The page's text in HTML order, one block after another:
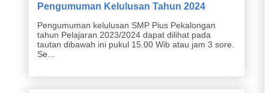
Pengumuman Kelulusan Tahun 2024
Pengumuman kelulusan SMP Pius Pekalongan
tahun Pelajaran 2023/2024 dapat dilihat pada
tautan dibawah ini pukul 15.00 Wib atau jam 3 sore.
Se...
1. Menjunjung yang lemah
2. Menyapa yang kuat
3. Membina persahabatan
5. Meraih prestasi nonakademik